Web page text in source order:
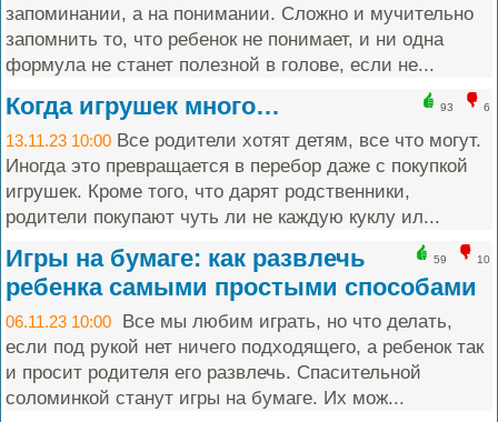
запоминании, а на понимании. Сложно и мучительно
запомнить то, что ребенок не понимает, и ни одна
формула не станет полезной в голове, если не...
93 6
Когда игрушек много…
13.11.23 10:00 Все родители хотят детям, все что могут.
Иногда это превращается в перебор даже с покупкой
игрушек. Кроме того, что дарят родственники,
родители покупают чуть ли не каждую куклу ил...
59 10
Игры на бумаге: как развлечь
ребенка самыми простыми способами
06.11.23 10:00 Все мы любим играть, но что делать,
если под рукой нет ничего подходящего, а ребенок так
и просит родителя его развлечь. Спасительной
соломинкой станут игры на бумаге. Их мож...